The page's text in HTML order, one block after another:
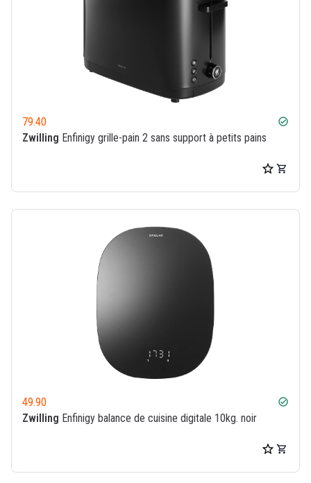
79.40 check_circle
Zwilling Enfinigy grille-pain 2 sans support à petits pains
49.90 check_circle
Zwilling Enfinigy balance de cuisine digitale 10kg. noir